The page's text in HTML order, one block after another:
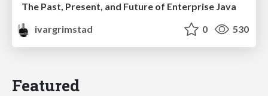
The Past, Present, and Future of Enterprise Java
ivargrimstad
0 530
Featured